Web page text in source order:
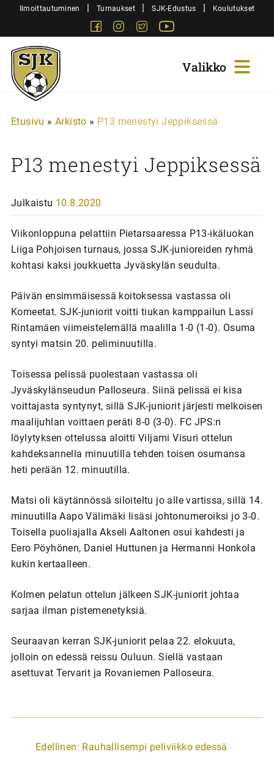
SiirryIlmoittautuminen | Turnaukset | SJK-Edustus | Koulutukset
FacebookInstagram
Twitter
Sjk-
Juniorit
Etusivu » Arkisto » P13 menestyi Jeppiksessä
P13 menestyi Jeppiksessä
Julkaistu 10.8.2020
Viikonloppuna pelattiin Pietarsaaressa P13-ikäluokan
Liiga Pohjoisen turnaus, jossa SJK-junioreiden ryhmä
kohtasi kaksi joukkuetta Jyväskylän seudulta.
Päivän ensimmäisessä koitoksessa vastassa oli
Komeetat. SJK-juniorit voitti tiukan kamppailun Lassi
Rintamäen viimeistelemällä maalilla 1-0 (1-0). Osuma
syntyi matsin 20. peliminuutilla.
Toisessa pelissä puolestaan vastassa oli
Jyväskylänseudun Palloseura. Siinä pelissä ei kisa
voittajasta syntynyt, sillä SJK-juniorit järjesti melkoisen
maalijuhlan voittaen peräti 8-0 (3-0). FC JPS:n
löylytyksen ottelussa aloitti Viljami Visuri ottelun
kahdeksannella minuutilla tehden toisen osumansa
heti perään 12. minuutilla.
Matsi oli käytännössä siloiteltu jo alle vartissa, sillä 14.
minuutilla Aapo Välimäki lisäsi johtonumeroiksi jo 3-0.
Toisella puoliajalla Akseli Aaltonen osui kahdesti ja
Eero Pöyhönen, Daniel Huttunen ja Hermanni Honkola
kukin kertaalleen.
Kolmen pelatun ottelun jälkeen SJK-juniorit johtaa
sarjaa ilman pistemenetyksiä.
Seuraavan kerran SJK-juniorit pelaa 22. elokuuta,
jolloin on edessä reissu Ouluun. Siellä vastaan
asettuvat Tervarit ja Rovaniemen Palloseura.
A
Edellinen: Rauhallisempi peliviikko edessä